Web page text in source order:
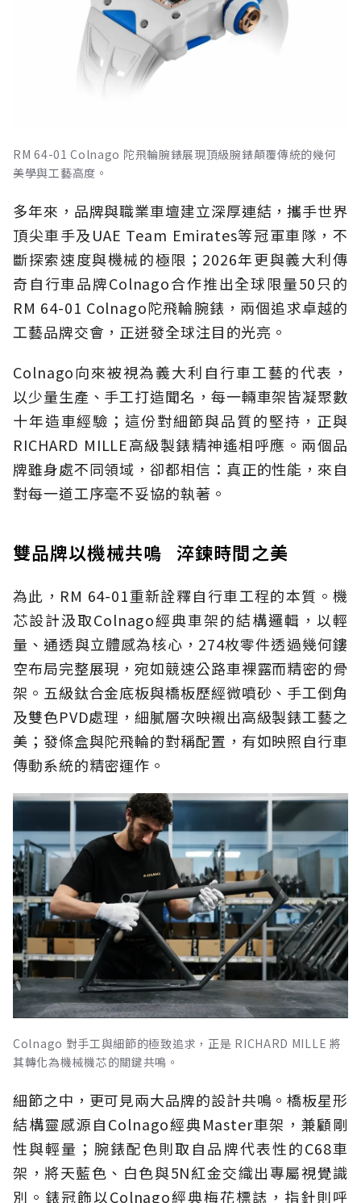
RM 64-01 Colnago 陀飛輪腕錶展現頂級腕錶顛覆傳統的幾何
美學與工藝高度。
多年來，品牌與職業車壇建立深厚連結，攜手世界
頂尖車手及UAE Team Emirates等冠軍車隊，不
斷探索速度與機械的極限；2026年更與義大利傳
奇自行車品牌Colnago合作推出全球限量50只的
RM 64-01 Colnago陀飛輪腕錶，兩個追求卓越的
工藝品牌交會，正迸發全球注目的光亮。
Colnago向來被視為義大利自行車工藝的代表，
以少量生產、手工打造聞名，每一輛車架皆凝聚數
十年造車經驗；這份對細節與品質的堅持，正與
RICHARD MILLE高級製錶精神遙相呼應。兩個品
牌雖身處不同領域，卻都相信：真正的性能，來自
對每一道工序毫不妥協的執著。
雙品牌以機械共鳴 淬鍊時間之美
為此，RM 64-01重新詮釋自行車工程的本質。機
芯設計汲取Colnago經典車架的結構邏輯，以輕
量、通透與立體感為核心，274枚零件透過幾何鏤
空布局完整展現，宛如競速公路車裸露而精密的骨
架。五級鈦合金底板與橋板歷經微噴砂、手工倒角
及雙色PVD處理，細膩層次映襯出高級製錶工藝之
美；發條盒與陀飛輪的對稱配置，有如映照自行車
傳動系統的精密運作。
Colnago 對手工與細節的極致追求，正是 RICHARD MILLE 將
其轉化為機械機芯的關鍵共鳴。
細節之中，更可見兩大品牌的設計共鳴。橋板星形
結構靈感源自Colnago經典Master車架，兼顧剛
性與輕量；腕錶配色則取自品牌代表性的C68車
架，將天藍色、白色與5N紅金交織出專屬視覺識
別。錶冠飾以Colnago經典梅花標誌，指針則呼